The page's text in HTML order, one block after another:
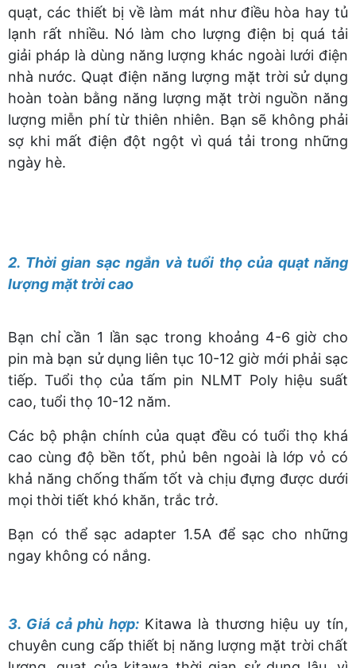
quạt, các thiết bị về làm mát như điều hòa hay tủ
lạnh rất nhiều. Nó làm cho lượng điện bị quá tải
giải pháp là dùng năng lượng khác ngoài lưới điện
nhà nước. Quạt điện năng lượng mặt trời sử dụng
hoàn toàn bằng năng lượng mặt trời nguồn năng
lượng miễn phí từ thiên nhiên. Bạn sẽ không phải
sợ khi mất điện đột ngột vì quá tải trong những
ngày hè.
2. Thời gian sạc ngắn và tuổi thọ của quạt năng
lượng mặt trời cao
Bạn chỉ cần 1 lần sạc trong khoảng 4-6 giờ cho
pin mà bạn sử dụng liên tục 10-12 giờ mới phải sạc
tiếp. Tuổi thọ của tấm pin NLMT Poly hiệu suất
cao, tuổi thọ 10-12 năm.
Các bộ phận chính của quạt đều có tuổi thọ khá
cao cùng độ bền tốt, phủ bên ngoài là lớp vỏ có
khả năng chống thấm tốt và chịu đựng được dưới
mọi thời tiết khó khăn, trắc trở.
Bạn có thể sạc adapter 1.5A để sạc cho những
ngay không có nắng.
3. Giá cả phù hợp: Kitawa là thương hiệu uy tín,
chuyên cung cấp thiết bị năng lượng mặt trời chất